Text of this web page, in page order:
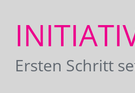
Ersten Schritt